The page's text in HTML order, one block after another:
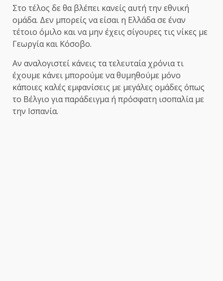
Στο τέλος δε θα βλέπει κανείς αυτή την εθνική
ομάδα. Δεν μπορείς να είσαι η Ελλάδα σε έναν
τέτοιο όμιλο και να μην έχεις σίγουρες τις νίκες με
Γεωργία και Κόσοβο.
Αν αναλογιστεί κάνεις τα τελευταία χρόνια τι
έχουμε κάνει μπορούμε να θυμηθούμε μόνο
κάποιες καλές εμφανίσεις με μεγάλες ομάδες όπως
το Βέλγιο για παράδειγμα ή πρόσφατη ισοπαλία με
την Ισπανία.